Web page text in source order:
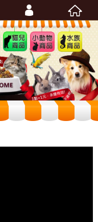
貓兒
商品
小動
物商
品
水族
商品